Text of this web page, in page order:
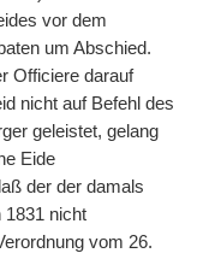
vor dem
um Abschied.
Officiere darauf
nicht auf Befehl des
geleistet, gelang
Eide
der der damals
1831 nicht
vom 26.